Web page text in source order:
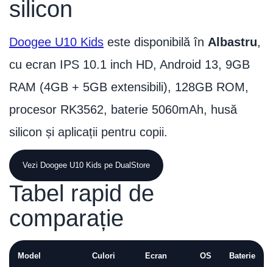
silicon
Doogee U10 Kids este disponibilă în Albastru,
cu ecran IPS 10.1 inch HD, Android 13, 9GB
RAM (4GB + 5GB extensibili), 128GB ROM,
procesor RK3562, baterie 5060mAh, husă
silicon și aplicații pentru copii.
Vezi Doogee U10 Kids pe DualStore
Tabel rapid de
comparație
Model Culori Ecran OS Baterie